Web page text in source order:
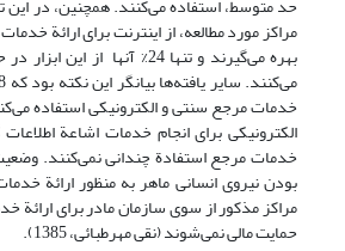
مراکز مورد مطالعه، از اینترنت برای ارائة
بهره می‌گیرند و تنها 24% آنها از
خدمات مرجع سنتی و الکترونیکی استفاده
الکترونیکی برای انجام خدمات اشاعة
خدمات مرجع استفادة چندانی نمی‌کنند. وضعیت
بودن نیروی انسانی ماهر به منظور ارائة
مراکز مذکور از سوی سازمان مادر برای ارائة
حمایت مالی نمی‌شوند (نقی مهرطبائی، 1385).